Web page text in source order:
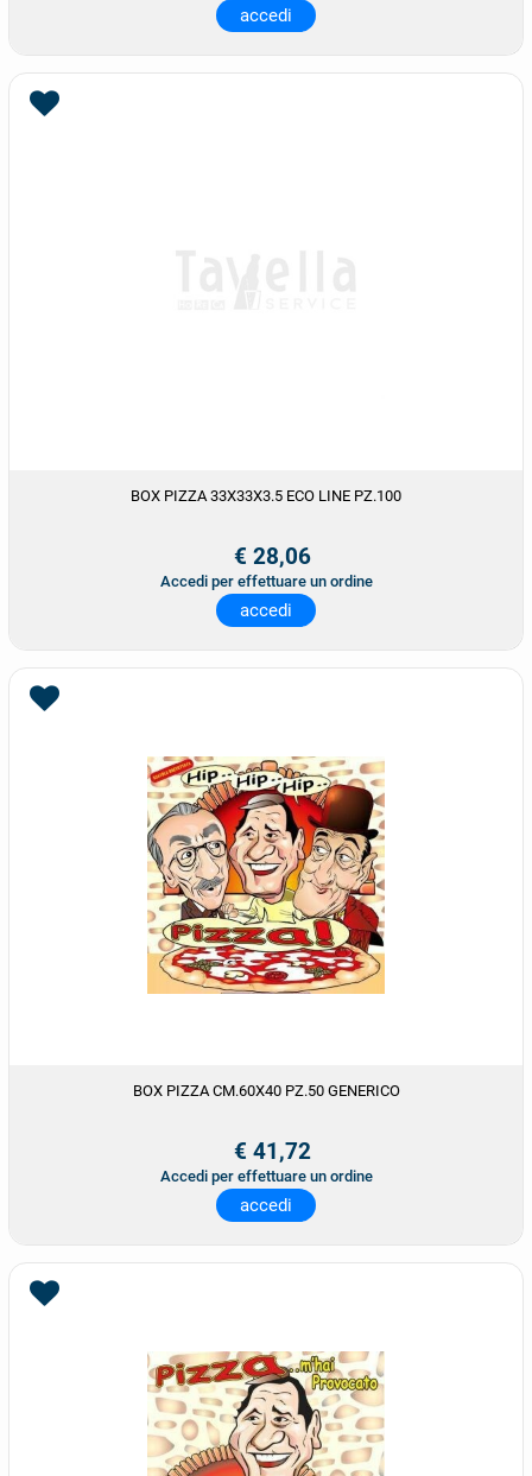
accedi
BOX PIZZA 33X33X3.5 ECO LINE PZ.100
€ 28,06
Accedi per effettuare un ordine
accedi
BOX PIZZA CM.60X40 PZ.50 GENERICO
€ 41,72
Accedi per effettuare un ordine
accedi